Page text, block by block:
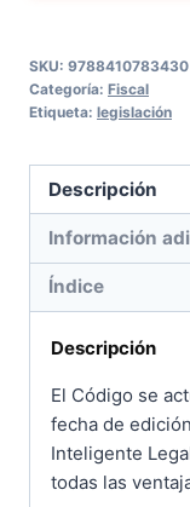
SKU: 9788410783430
Categoría: Fiscal
Etiqueta: legislación
Descripción
Información
Índice
Descripción
El Código se
fecha de
Inteligente
todas las